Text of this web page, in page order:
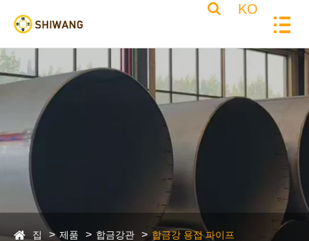
KO
집 제품 합금강관 합금강 용접 파이프